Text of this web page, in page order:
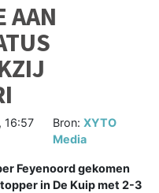
AAN
16:57
Bron:XYTO
Media
Feyenoord gekomen
in De Kuip met 2-3